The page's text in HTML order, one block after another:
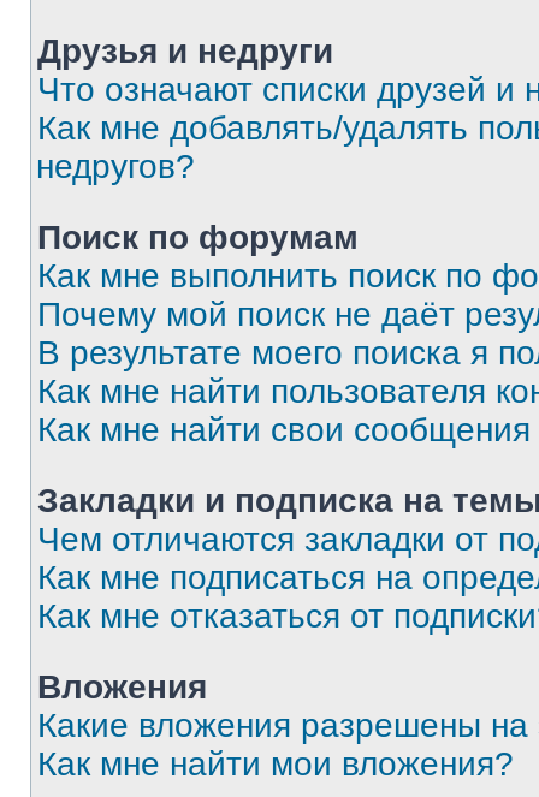
Друзья и недруги
Что означают списки друзей и
Как мне добавлять/удалять
недругов?
Поиск по форумам
Как мне выполнить поиск по
Почему мой поиск не даёт
В результате моего поиска я
Как мне найти пользователя
Как мне найти свои
Закладки и подписка на
Чем отличаются закладки от
Как мне подписаться на
Как мне отказаться от
Вложения
Какие вложения разрешены
Как мне найти мои вложения?